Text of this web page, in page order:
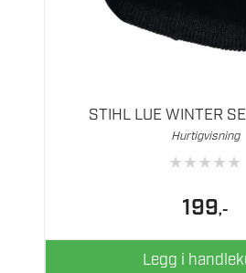
STIHL LUE WINTER
Hurtigvisning
★★★★★
199,-
Legg i